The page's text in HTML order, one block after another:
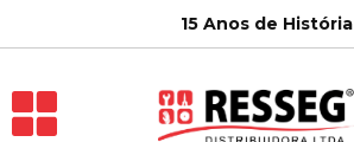
15 Anos de História